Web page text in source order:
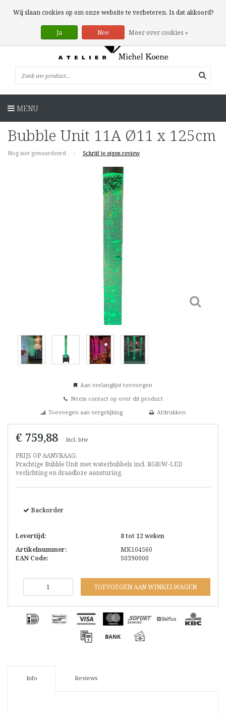
0 Artikelen
MENU
Bubble Unit 11A Ø11 x 125cm
Nog niet gewaardeerd | Schrijf je eigen review
Aan verlanglijst toevoegen
Neem contact op over dit product
Toevoegen aan vergelijking
Afdrukken
€ 759,88 Incl. btw
PRIJS OP AANVRAAG.
Prachtige Bubble Unit met waterbubbels incl. RGB/W-LED
verlichting en draadloze aansturing.
Backorder
Levertijd:
8 tot 12 weken
Artikelnummer:
MK104560
EAN Code:
S0390000
TOEVOEGEN AAN WINKELWAGEN
Info Reviews
Wij slaan cookies op om onze website te verbeteren. Is dat akkoord?
Ja Nee Meer over cookies »